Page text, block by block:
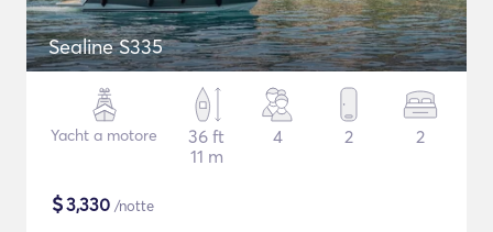
Sealine S335
Yacht a motore
36 ft
11 m
4 2 2
$3,330 /notte